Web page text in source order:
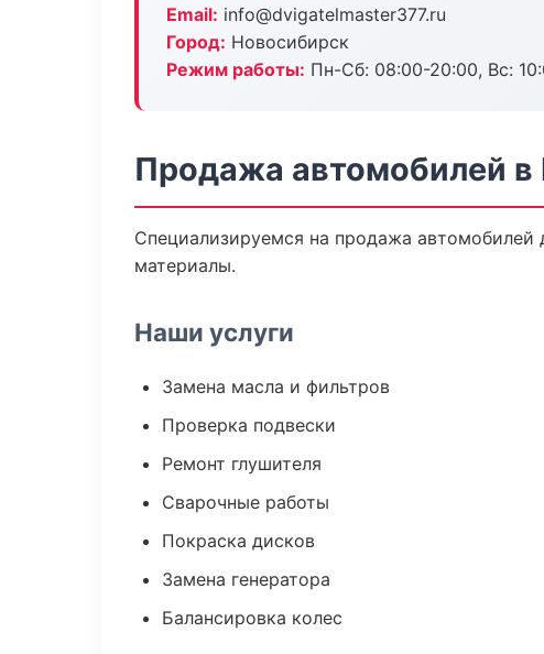
Email: info@dvigatelmaster377.ru
Город: Новосибирск
Режим работы: Пн-Сб: 08:00-20:00, Вс:
Продажа автомобилей в
Специализируемся на продажа
материалы.
Наши услуги
Замена масла и фильтров
Проверка подвески
Ремонт глушителя
Сварочные работы
Покраска дисков
Замена генератора
Балансировка колес